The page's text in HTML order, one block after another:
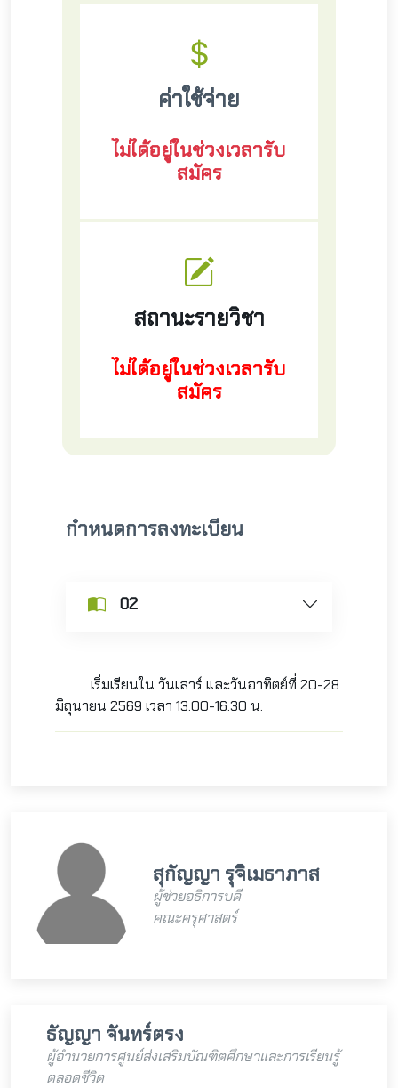
ค่าใช้จ่าย
ไม่ได้อยู่ในช่วงเวลารับ
สมัคร
สถานะรายวิชา
ไม่ได้อยู่ในช่วงเวลารับ
สมัคร
กำหนดการลงทะเบียน
02
เริ่มเรียนใน วันเสาร์ และวันอาทิตย์ที่ 20-28
มิถุนายน 2569 เวลา 13.00-16.30 น.
สุกัญญา รุจิเมธาภาส
ผู้ช่วยอธิการบดี
คณะครุศาสตร์
ธัญญา จันทร์ตรง
ผู้อำนวยการศูนย์ส่งเสริมบัณฑิตศึกษาและการเรียนรู้
ตลอดชีวิต